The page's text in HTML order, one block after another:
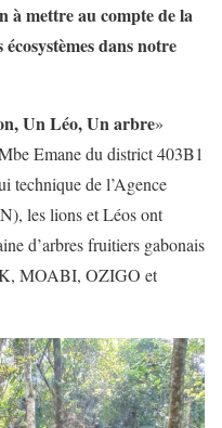
à mettre au compte de la
dans notre
Un Léo, Un arbre»
Emane du district 403B1
technique de l’Agence
les lions et Léos ont
d’arbres fruitiers gabonais
MOABI, OZIGO et